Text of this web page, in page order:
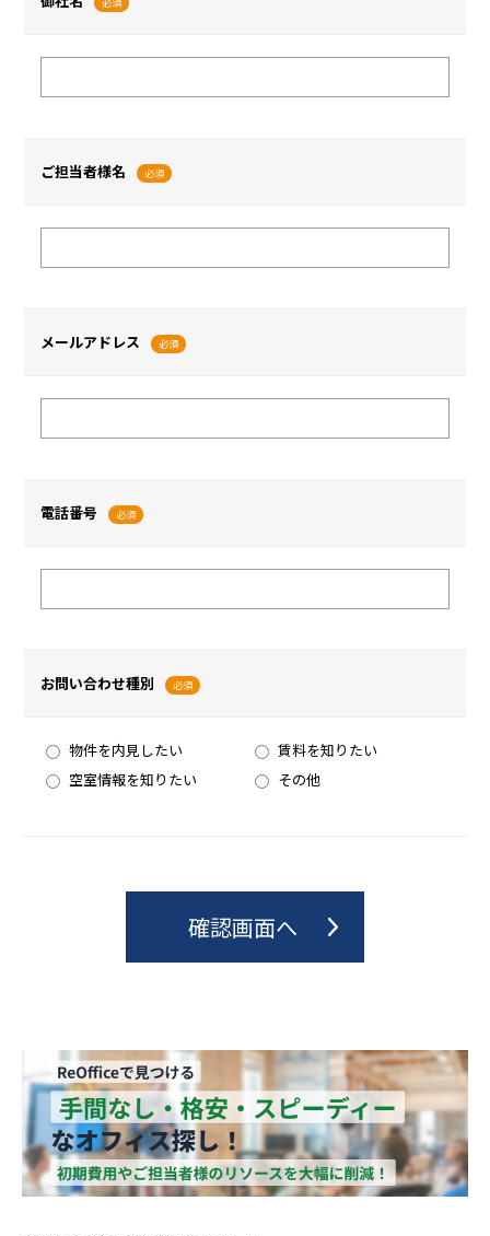
ご担当者様名 必須
メールアドレス 必須
電話番号 必須
お問い合わせ種別 必須
物件を内見したい
賃料を知りたい
空室情報を知りたい
その他